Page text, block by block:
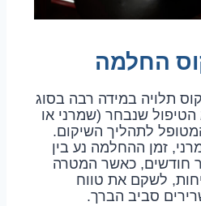
החלמה
תלויה במידה רבה בסוג
הטיפול שנבחר (שמרני או
לתהליך השיקום.
זמן ההחלמה נע בין
חודשים, כאשר המטרה
לשקם את טווח
סביב הברך.